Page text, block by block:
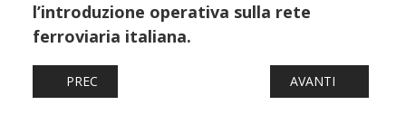
l’introduzione operativa sulla rete
ferroviaria italiana.
ARTICOLO PRECEDENTE: TRENO LECCE-NAPOLI
PREC ARTICOLO
AVANTI